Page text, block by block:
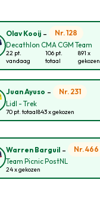
Olav Kooij-
Nr. 128
Decathlon CMA CGM Team
22 pt.
vandaag
106 pt.
totaal
891 x
gekozen
Juan Ayuso -
Nr. 231
Lidl - Trek
70 pt. totaal843 x gekozen
Warren Barguil-
Nr. 466
Team Picnic PostNL
24 x gekozen